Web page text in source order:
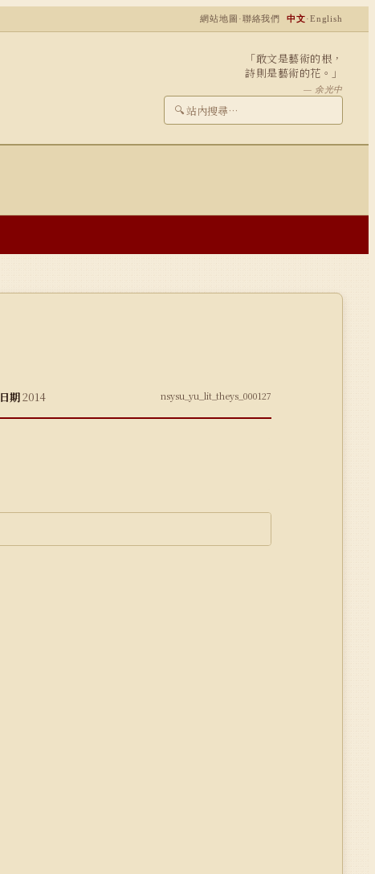
網站地圖 ·聯絡我們 中文·English
「敢文是藝術的根，
詩則是藝術的花。」
— 余光中
🔍
日期2014 nsysu_yu_lit_theys_000127